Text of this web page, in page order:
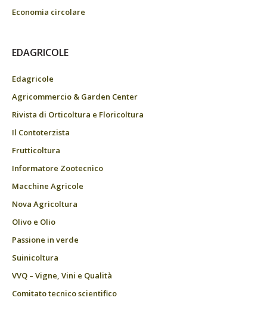
Economia circolare
EDAGRICOLE
Edagricole
Agricommercio & Garden Center
Rivista di Orticoltura e Floricoltura
Il Contoterzista
Frutticoltura
Informatore Zootecnico
Macchine Agricole
Nova Agricoltura
Olivo e Olio
Passione in verde
Suinicoltura
VVQ – Vigne, Vini e Qualità
Comitato tecnico scientifico